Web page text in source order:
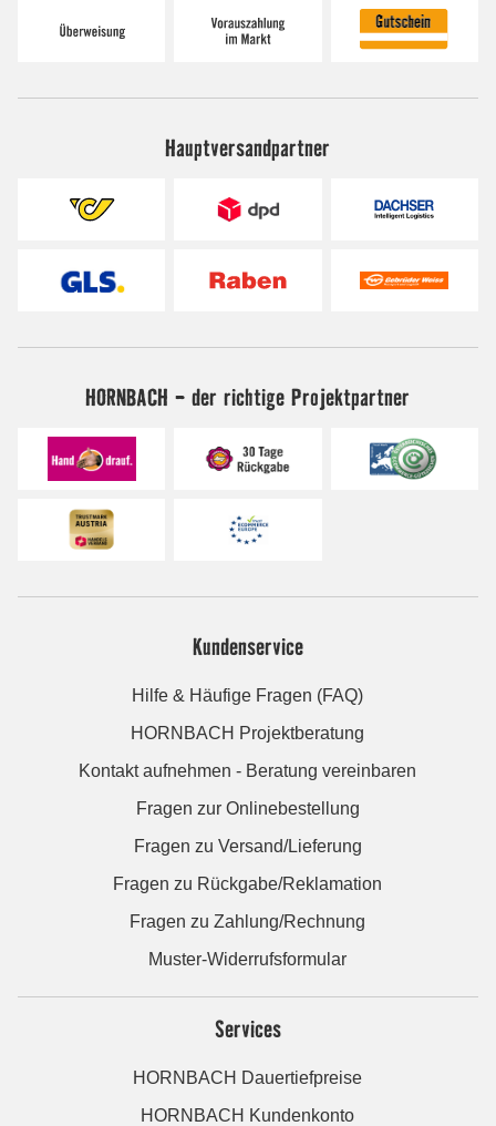
Hauptversandpartner
HORNBACH - der richtige Projektpartner
Kundenservice
Hilfe & Häufige Fragen (FAQ)
HORNBACH Projektberatung
Kontakt aufnehmen - Beratung vereinbaren
Fragen zur Onlinebestellung
Fragen zu Versand/Lieferung
Fragen zu Rückgabe/Reklamation
Fragen zu Zahlung/Rechnung
Muster-Widerrufsformular
Services
HORNBACH Dauertiefpreise
HORNBACH Kundenkonto